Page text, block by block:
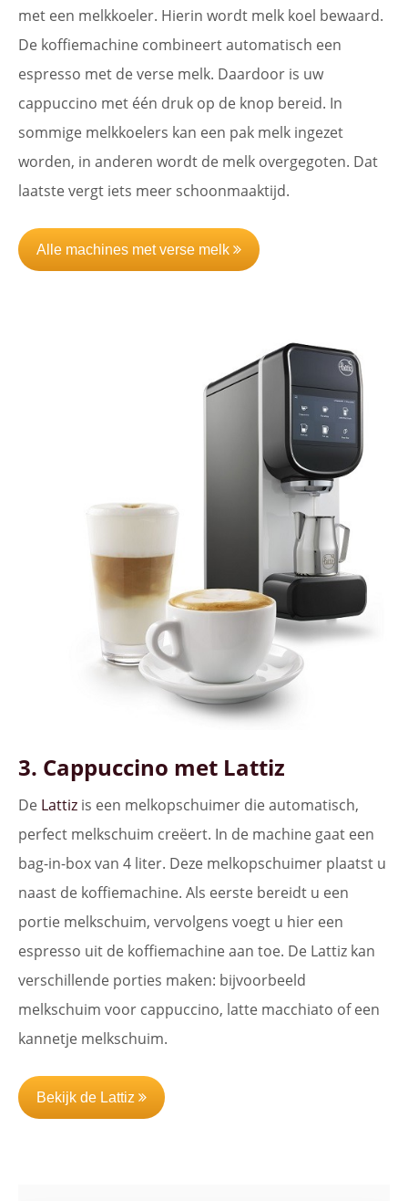
met een melkkoeler. Hierin wordt melk koel bewaard.
De koffiemachine combineert automatisch een
espresso met de verse melk. Daardoor is uw
cappuccino met één druk op de knop bereid. In
sommige melkkoelers kan een pak melk ingezet
worden, in anderen wordt de melk overgegoten. Dat
laatste vergt iets meer schoonmaaktijd.
Alle machines met verse melk
3. Cappuccino met Lattiz
De Lattiz is een melkopschuimer die automatisch,
perfect melkschuim creëert. In de machine gaat een
bag-in-box van 4 liter. Deze melkopschuimer plaatst u
naast de koffiemachine. Als eerste bereidt u een
portie melkschuim, vervolgens voegt u hier een
espresso uit de koffiemachine aan toe. De Lattiz kan
verschillende porties maken: bijvoorbeeld
melkschuim voor cappuccino, latte macchiato of een
kannetje melkschuim.
Bekijk de Lattiz